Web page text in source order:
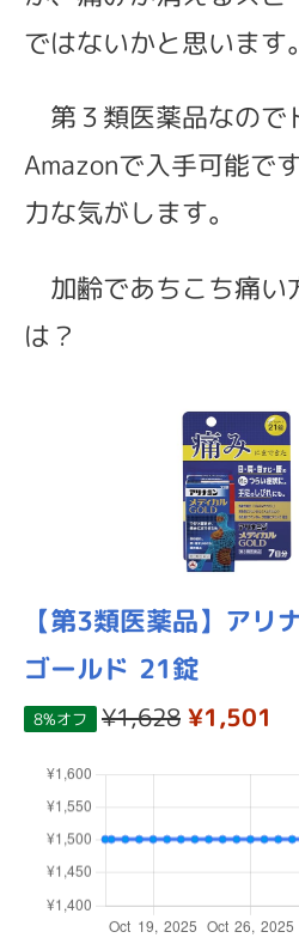
ではないかと思います。
第３類医薬品なので
Amazonで入手可能で
力な気がします。
加齢であちこち痛い
は？
【第3類医薬品】アリ
ゴールド 21錠
8%オフ ¥1,628 ¥1,501